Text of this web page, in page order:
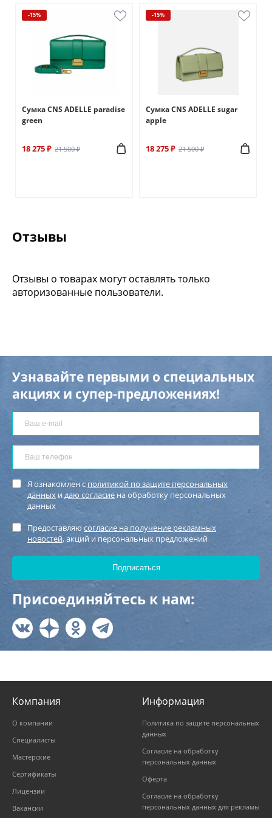
-15%
Сумка CNS ADELLE paradise
green
18 275 ₽ 21 500 ₽
-15%
Сумка CNS ADELLE sugar
apple
18 275 ₽ 21 500 ₽
Отзывы
Отзывы о товарах могут оставлять только
авторизованные пользователи.
Узнавайте первыми о специальных
акциях и супер-предложениях!
Я ознакомлен с политикой по защите персональных
данных идаю согласие на обработку персональных
данных
Предоставляю согласие на получение рекламных
новостей, акций и персональных предложений
Присоединяйтесь к нам:
Компания
О компании
Специалисты
Мастерские
Сертификаты
Лицензии
Вакансии
Информация
Политика по защите персональных
данных
Согласие на обработку
персональных данных
Оферта
Согласие на обработку
персональных данных для рекламы